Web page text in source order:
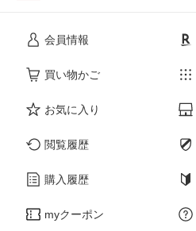
会員情報
買い物かご
お気に入り
閲覧履歴
購入履歴
myクーポン